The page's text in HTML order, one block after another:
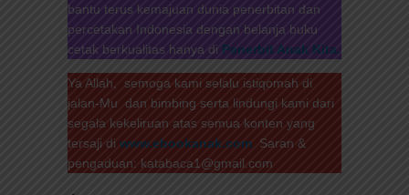
bantu terus kemajuan dunia penerbitan dan
percetakan Indonesia dengan belanja buku
cetak berkualitas hanya di Penerbit Anak Kita.
Ya Allah, semoga kami selalu istiqomah di
jalan-Mu dan bimbing serta lindungi kami dari
segala kekeliruan atas semua konten yang
tersaji di www.ebookanak.com Saran &
pengaduan: katabaca1@gmail.com